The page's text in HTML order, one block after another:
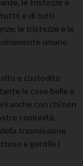
le tristezze e
e di tutti
le tristezze e le
umano
e custodito
le cose belle e
anche con chi non
comunità.
trasmissione
e gentile (